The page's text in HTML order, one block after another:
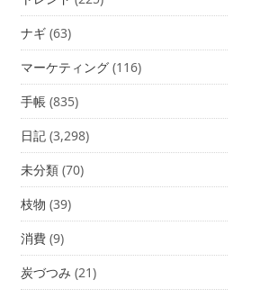
ナギ (63)
マーケティング (116)
手帳 (835)
日記 (3,298)
未分類 (70)
枝物 (39)
消費 (9)
炭づつみ (21)